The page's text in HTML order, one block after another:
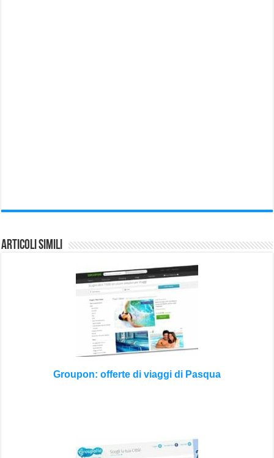
Articoli Simili
Groupon: offerte di viaggi di Pasqua